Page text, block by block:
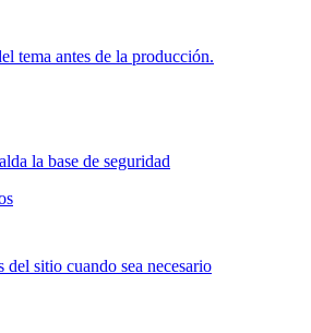
tema antes de la producción.
la base de seguridad
sitio cuando sea necesario